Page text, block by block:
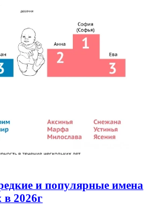
и популярные имена
2026г